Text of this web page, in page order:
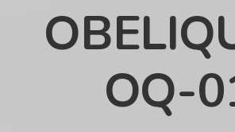
OQ-